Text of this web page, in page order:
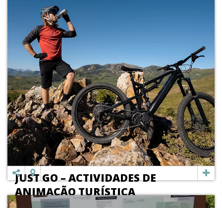
JUST GO – ACTIVIDADES DE
ANIMAÇÃO TURÍSTICA